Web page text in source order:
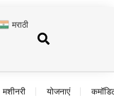
मराठी
मशीनरी योजनाएं